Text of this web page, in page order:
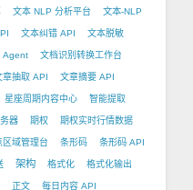
文本 NLP 分析平台 文本-NLP
文本纠错 API 文本脱敏
Agent 文档识别转换工作台
章抽取 API 文章摘要 API
星座周期内容中心 智能提取
器 期权 期权实时行情数据
区域管理台 条形码 条形码 API
架构 格式化 格式化输出
正文 每日内容 API